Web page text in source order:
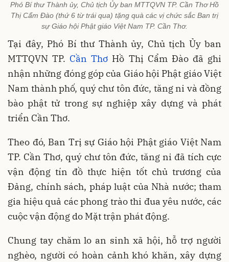
Phó Bí thư Thành ủy, Chủ tịch Ủy ban MTTQVN TP. Cần Thơ Hồ
Thị Cẩm Đào (thứ 6 từ trái qua) tặng quà các vị chức sắc Ban trị
sự Giáo hội Phật giáo Việt Nam TP. Cần Thơ.
Tại đây, Phó Bí thư Thành ủy, Chủ tịch Ủy ban
MTTQVN TP. Cần Thơ Hồ Thị Cẩm Đào đã ghi
nhận những đóng góp của Giáo hội Phật giáo Việt
Nam thành phố, quý chư tôn đức, tăng ni và đồng
bào phật tử trong sự nghiệp xây dựng và phát
triển Cần Thơ.
Theo đó, Ban Trị sự Giáo hội Phật giáo Việt Nam
TP. Cần Thơ, quý chư tôn đức, tăng ni đã tích cực
vận động tín đồ thực hiện tốt chủ trương của
Đảng, chính sách, pháp luật của Nhà nước; tham
gia hiệu quả các phong trào thi đua yêu nước, các
cuộc vận động do Mặt trận phát động.
Chung tay chăm lo an sinh xã hội, hỗ trợ người
nghèo, người có hoàn cảnh khó khăn, xây dựng